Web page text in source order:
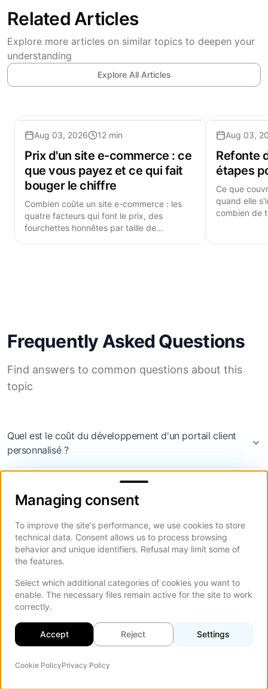
Related Articles
Explore more articles on similar topics to deepen your
understanding
Explore All Articles
Aug 03, 2026 12 min
Prix d'un site e-commerce : ce
que vous payez et ce qui fait
bouger le chiffre
Combien coûte un site e-commerce : les
quatre facteurs qui font le prix, des
fourchettes honnêtes par taille de
Aug 03,
Refonte
étapes
Ce que
quand elle
combien de
Frequently Asked Questions
Find answers to common questions about this
topic
Quel est le coût du développement d'un portail client
personnalisé ?
Quel est le délai typique pour un projet de
développement de portail client ?
Comment garantissez-vous que le portail client est
sécurisé et protège les données des utilisateurs ?
Un portail personnalisé peut-il s'intégrer à mon CRM
existant comme Salesforce ou HubSpot ?
Quelle est la différence entre un portail client et une
simple base de connaissances ?
Managing consent
Managing consent
To improve the site's performance, we use cookies to store
technical data. Consent allows us to process browsing
behavior and unique identifiers. Refusal may limit some of
the features.
Select which additional categories of cookies you want to
enable. The necessary files remain active for the site to work
correctly.
Accept Reject Settings
Cookie PolicyPrivacy Policy